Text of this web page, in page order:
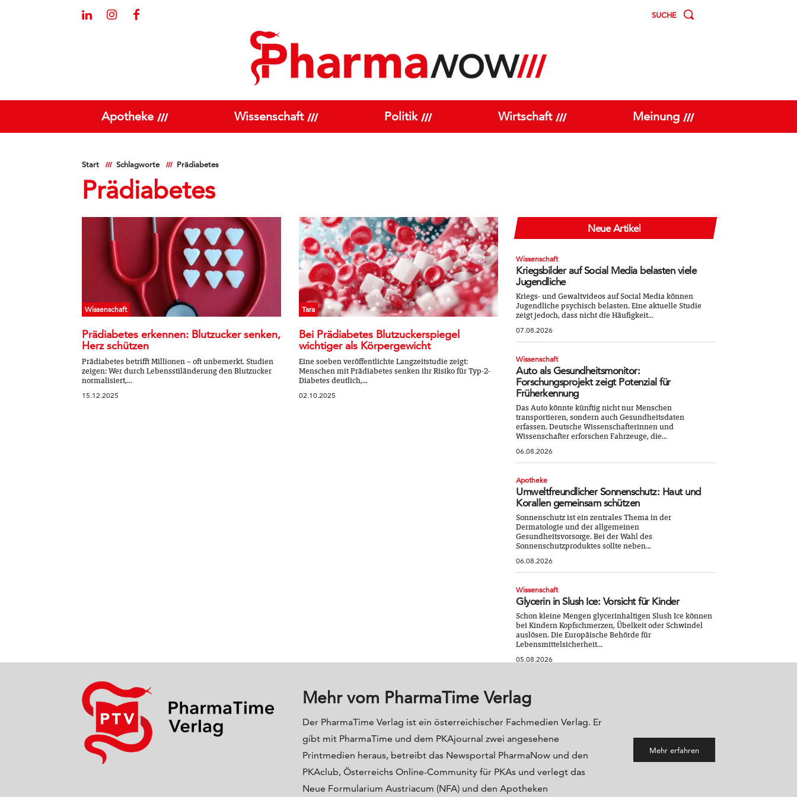
SUCHE
Apotheke Wissenschaft Politik Wirtschaft Meinung
Start Schlagworte Prädiabetes
Prädiabetes
Wissenschaft
Prädiabetes erkennen: Blutzucker senken,
Herz schützen
Prädiabetes betrifft Millionen – oft unbemerkt. Studien
zeigen: Wer durch Lebensstiländerung den Blutzucker
normalisiert,...
15.12.2025
Tara
Bei Prädiabetes Blutzuckerspiegel
wichtiger als Körpergewicht
Eine soeben veröffentlichte Langzeitstudie zeigt:
Menschen mit Prädiabetes senken ihr Risiko für Typ-2-
Diabetes deutlich,...
02.10.2025
Neue Artikel
Wissenschaft
Kriegsbilder auf Social Media belasten viele
Jugendliche
Kriegs- und Gewaltvideos auf Social Media können
Jugendliche psychisch belasten. Eine aktuelle Studie
zeigt jedoch, dass nicht die Häufigkeit...
07.08.2026
Wissenschaft
Auto als Gesundheitsmonitor:
Forschungsprojekt zeigt Potenzial für
Früherkennung
Das Auto könnte künftig nicht nur Menschen
transportieren, sondern auch Gesundheitsdaten
erfassen. Deutsche Wissenschafterinnen und
Wissenschafter erforschen Fahrzeuge, die...
06.08.2026
Apotheke
Umweltfreundlicher Sonnenschutz: Haut und
Korallen gemeinsam schützen
Sonnenschutz ist ein zentrales Thema in der
Dermatologie und der allgemeinen
Gesundheitsvorsorge. Bei der Wahl des
Sonnenschutzproduktes sollte neben...
06.08.2026
Wissenschaft
Glycerin in Slush Ice: Vorsicht für Kinder
Schon kleine Mengen glycerinhaltigen Slush Ice können
bei Kindern Kopfschmerzen, Übelkeit oder Schwindel
auslösen. Die Europäische Behörde für
Lebensmittelsicherheit...
05.08.2026
Mehr vom PharmaTime Verlag
Der PharmaTime Verlag ist ein österreichischer Fachmedien Verlag. Er
gibt mit PharmaTime und dem PKAjournal zwei angesehene
Printmedien heraus, betreibt das Newsportal PharmaNow und den
PKAclub, Österreichs Online-Community für PKAs und verlegt das
Neue Formularium Austriacum (NFA) und den Apotheken
Mehr erfahren